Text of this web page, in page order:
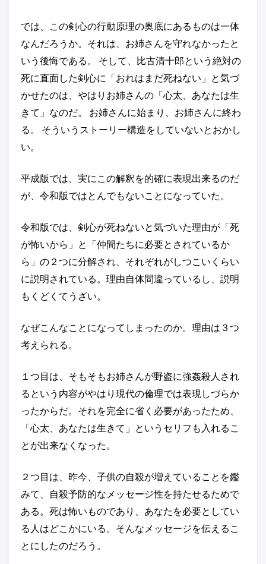
では、この剣心の行動原理の奥底にあるものは一体
なんだろうか。それは、お姉さんを守れなかったと
いう後悔である。 そして、比古清十郎という絶対の
死に直面した剣心に「おれはまだ死ねない」と気づ
かせたのは、やはりお姉さんの「心太、あなたは生
きて」なのだ。 お姉さんに始まり、お姉さんに終わ
る。 そういうストーリー構造をしていないとおかし
い。
平成版では、実にこの解釈を的確に表現出来るのだ
が、令和版ではとんでもないことになっていた。
令和版では、剣心が死ねないと気づいた理由が「死
が怖いから」と「仲間たちに必要とされているか
ら」の２つに分解され、それぞれがしつこいくらい
に説明されている。理由自体間違っているし、説明
もくどくてうざい。
なぜこんなことになってしまったのか。理由は３つ
考えられる。
１つ目は、そもそもお姉さんが野盗に強姦殺人され
るという内容がやはり現代の倫理では表現しづらか
ったからだ。それを完全に省く必要があったため、
「心太、あなたは生きて」というセリフも入れるこ
とが出来なくなった。
２つ目は、昨今、子供の自殺が増えていることを鑑
みて、自殺予防的なメッセージ性を持たせるためで
ある。死は怖いものであり、あなたを必要としてい
る人はどこかにいる。そんなメッセージを伝えるこ
とにしたのだろう。